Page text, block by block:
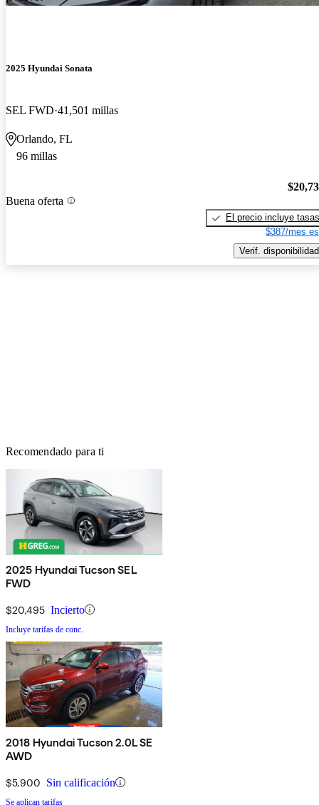
2025 Hyundai Sonata
SEL FWD 41,501 millas
Orlando, FL
96 millas
Buena oferta
El precio incluye tasas
$387/mes
Verif. disponibilidad
Recomendado para ti
2025 Hyundai Tucson SEL
FWD
$20,495 Incierto
Incluye tarifas de conc.
2018 Hyundai Tucson 2.0L SE
AWD
$5,900 Sin calificación
Se aplican tarifas